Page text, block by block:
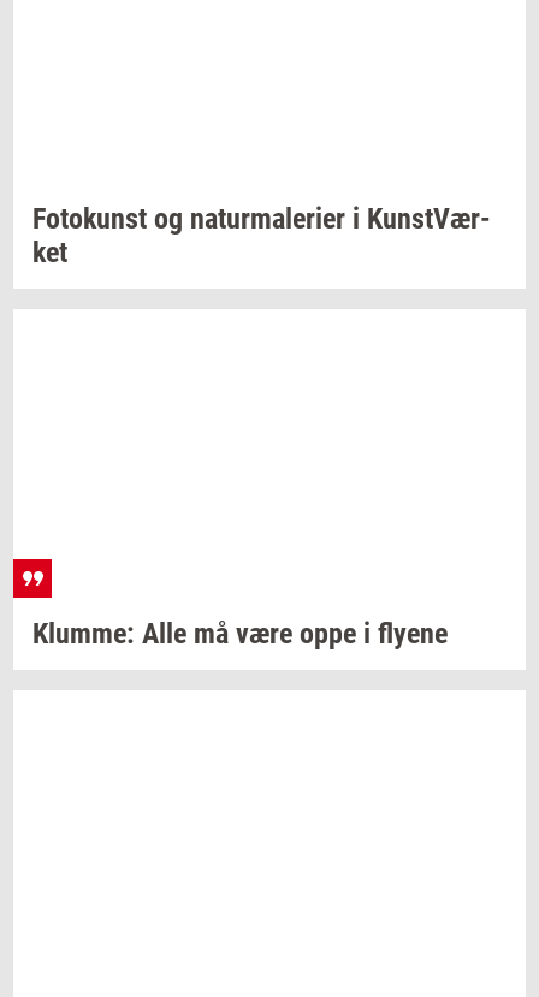
Fo­to­kunst og na­tur­ma­le­ri­er i Kunst­Vær­
ket
Klum­me: Alle må være oppe i fly­e­ne